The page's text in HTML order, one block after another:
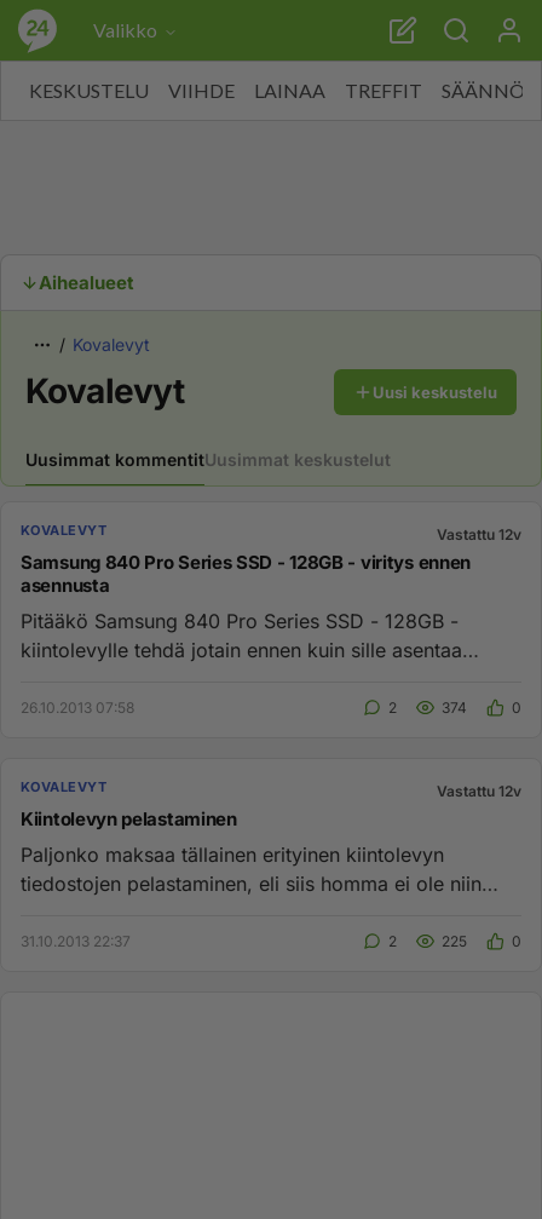
Valikko
KESKUSTELU VIIHDE LAINAA TREFFIT SÄÄNNÖT
Aihealueet
Kovalevyt
Kovalevyt Uusi keskustelu
Uusimmat kommentitUusimmat keskustelut
KOVALEVYT Vastattu 12v
Samsung 840 Pro Series SSD - 128GB - viritys ennen
asennusta
Pitääkö Samsung 840 Pro Series SSD - 128GB -
kiintolevylle tehdä jotain ennen kuin sille asentaa
26.10.2013 07:58 2 374 0
KOVALEVYT Vastattu 12v
Kiintolevyn pelastaminen
Paljonko maksaa tällainen erityinen kiintolevyn
tiedostojen pelastaminen, eli siis homma ei ole niin
31.10.2013 22:37 2 225 0